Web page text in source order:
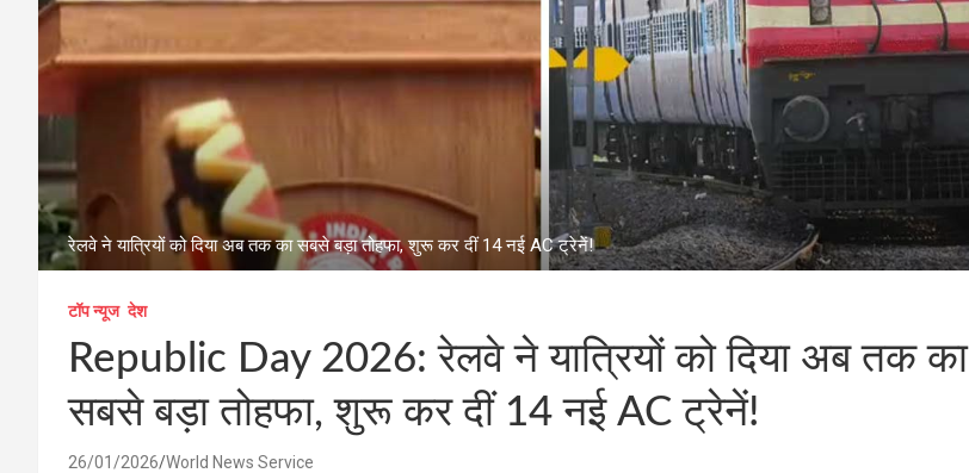
रेलवे ने यात्रियों को दिया अब तक का सबसे बड़ा तोहफा, शुरू कर दीं 14 नई AC ट्रेनें!
टॉप न्यूज देश
Republic Day 2026: रेलवे ने यात्रियों को दिया अब तक का
सबसे बड़ा तोहफा, शुरू कर दीं 14 नई AC ट्रेनें!
26/01/2026 World News Service